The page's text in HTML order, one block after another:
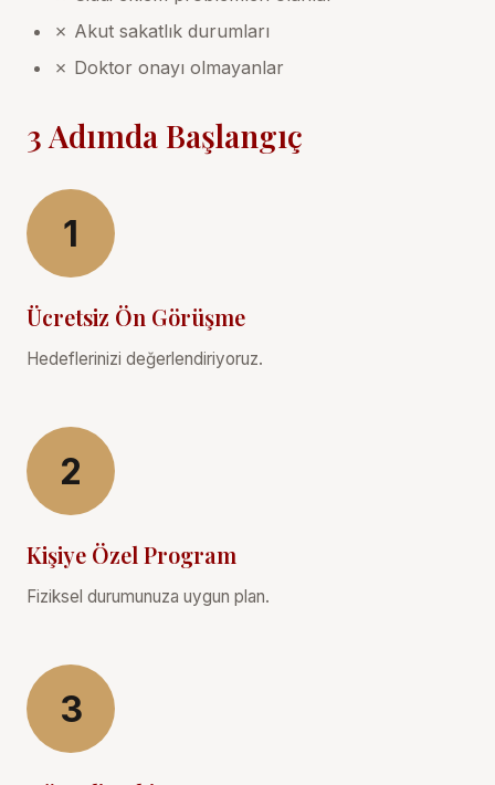
✗ Akut sakatlık durumları
✗ Doktor onayı olmayanlar
3 Adımda Başlangıç
1
Ücretsiz Ön Görüşme
Hedeflerinizi değerlendiriyoruz.
2
Kişiye Özel Program
Fiziksel durumunuza uygun plan.
3